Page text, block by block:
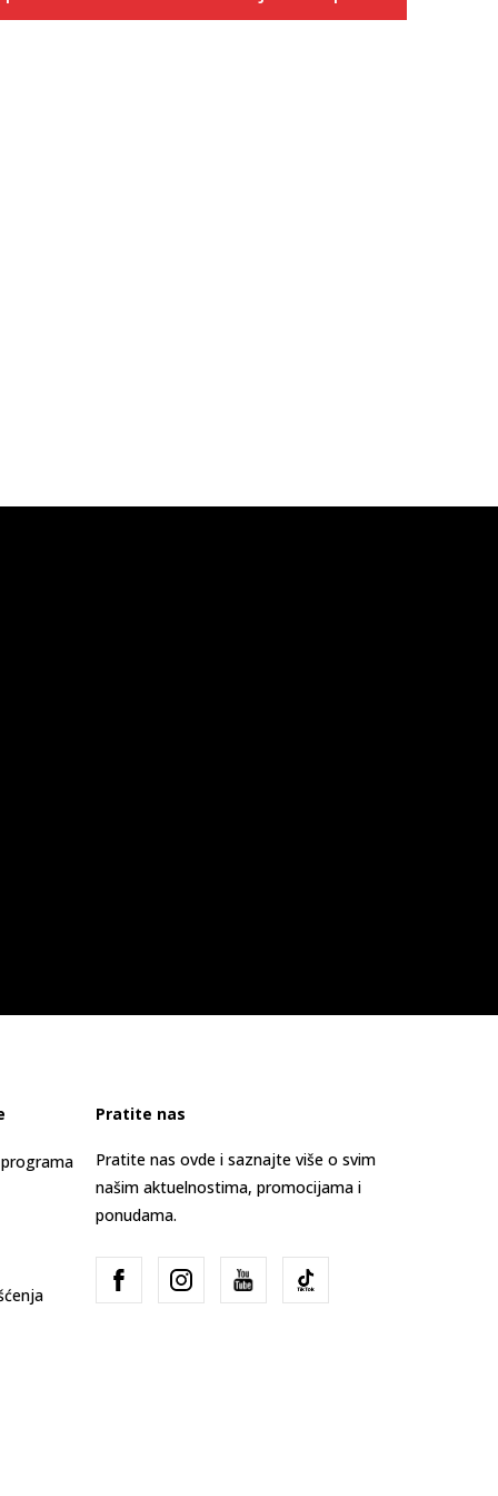
Pratite nas
Pratite nas ovde i saznajte više o svim
našim aktuelnostima, promocijama i
ponudama.